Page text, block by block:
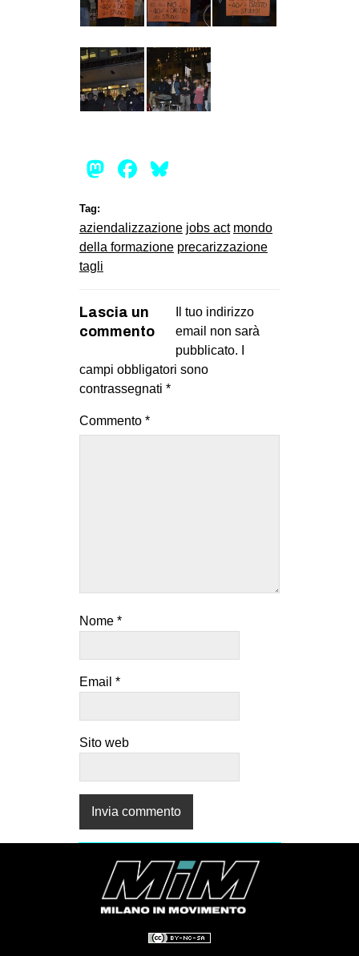
Mastodon
Facebook
Tag:
aziendalizzazione jobs act mondo
della formazione precarizzazione
tagli
Lascia un
commento
Il tuo indirizzo
email non sarà
pubblicato.
campi obbligatori sono
contrassegnati *
Commento *
Nome *
Email *
Sito web